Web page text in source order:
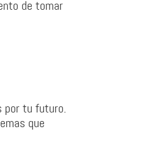
de tomar
por tu futuro.
que